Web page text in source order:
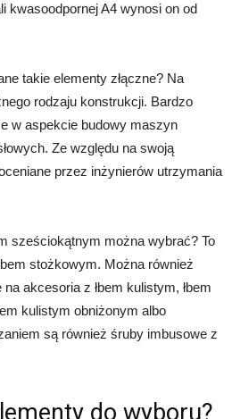
kwasoodpornej A4 wynosi on od
takie elementy złączne? Na
rodzaju konstrukcji. Bardzo
w aspekcie budowy maszyn
Ze względu na swoją
przez inżynierów utrzymania
sześciokątnym można wybrać? To
stożkowym. Można również
akcesoria z łbem kulistym, łbem
kulistym obniżonym albo
są również śruby imbusowe z
do wyboru?